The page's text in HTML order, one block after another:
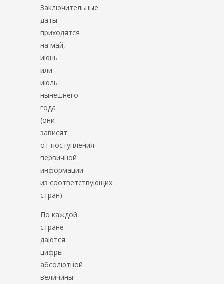
Заключительные
даты
приходятся
на май,
июнь
или
июль
нынешнего
года
(они
зависят
от поступления
первичной
информации
из соответствующих
стран).
По каждой
стране
даются
цифры
абсолютной
величины